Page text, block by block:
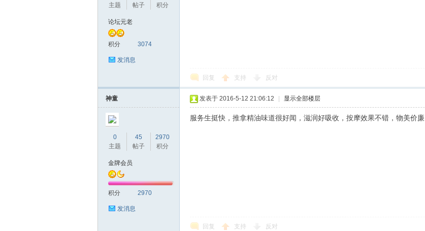
主题
帖子
积分
论坛元老
积分 3074
发消息
回复 支持 反对
神童
0
主题
45
帖子
2970
积分
金牌会员
积分 2970
发消息
发表于 2016-5-12 21:06:12 显示全部楼层
服务生挺快，推拿精油味道很好闻，滋润好吸收，按摩效果不错，物美价
回复 支持 反对